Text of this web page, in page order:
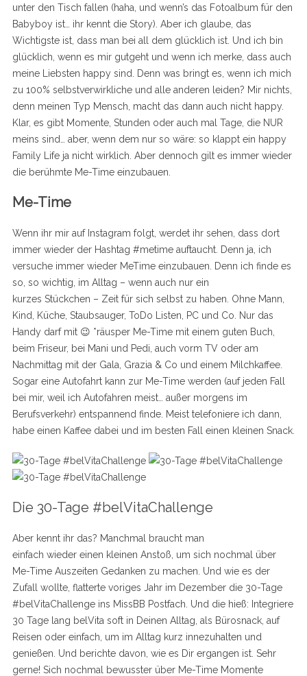
unter den Tisch fallen (haha, und wenn’s das Fotoalbum für den
Babyboy ist… ihr kennt die Story). Aber ich glaube, das
Wichtigste ist, dass man bei all dem glücklich ist. Und ich bin
glücklich, wenn es mir gutgeht und wenn ich merke, dass auch
meine Liebsten happy sind. Denn was bringt es, wenn ich mich
zu 100% selbstverwirkliche und alle anderen leiden? Mir nichts,
denn meinen Typ Mensch, macht das dann auch nicht happy.
Klar, es gibt Momente, Stunden oder auch mal Tage, die NUR
meins sind… aber, wenn dem nur so wäre: so klappt ein happy
Family Life ja nicht wirklich. Aber dennoch gilt es immer wieder
die berühmte Me-Time einzubauen.
Me-Time
Wenn ihr mir auf Instagram folgt, werdet ihr sehen, dass dort
immer wieder der Hashtag #metime auftaucht. Denn ja, ich
versuche immer wieder MeTime einzubauen. Denn ich finde es
so, so wichtig, im Alltag – wenn auch nur ein
kurzes Stückchen – Zeit für sich selbst zu haben. Ohne Mann,
Kind, Küche, Staubsauger, ToDo Listen, PC und Co. Nur das
Handy darf mit 😉 *räusper Me-Time mit einem guten Buch,
beim Friseur, bei Mani und Pedi, auch vorm TV oder am
Nachmittag mit der Gala, Grazia & Co und einem Milchkaffee.
Sogar eine Autofahrt kann zur Me-Time werden (auf jeden Fall
bei mir, weil ich Autofahren meist… außer morgens im
Berufsverkehr) entspannend finde. Meist telefoniere ich dann,
habe einen Kaffee dabei und im besten Fall einen kleinen Snack.
Die 30-Tage #belVitaChallenge
Aber kennt ihr das? Manchmal braucht man
einfach wieder einen kleinen Anstoß, um sich nochmal über
Me-Time Auszeiten Gedanken zu machen. Und wie es der
Zufall wollte, flatterte voriges Jahr im Dezember die 30-Tage
#belVitaChallenge ins MissBB Postfach. Und die hieß: Integriere
30 Tage lang belVita soft in Deinen Alltag, als Bürosnack, auf
Reisen oder einfach, um im Alltag kurz innezuhalten und
genießen. Und berichte davon, wie es Dir ergangen ist. Sehr
gerne! Sich nochmal bewusster über Me-Time Momente